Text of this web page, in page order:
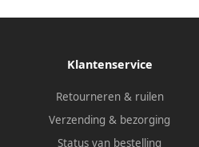
Klantenservice
Retourneren & ruilen
Verzending & bezorging
Status van bestelling